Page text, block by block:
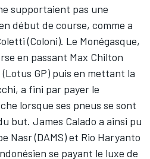
supportaient pas une
début de course, comme a
(Coloni). Le Monégasque,
en passant Max Chilton
GP) puis en mettant la
a fini par payer le
lorsque ses pneus se sont
but. James Calado a ainsi pu
Nasr (DAMS) et Rio Haryanto
se payant le luxe de